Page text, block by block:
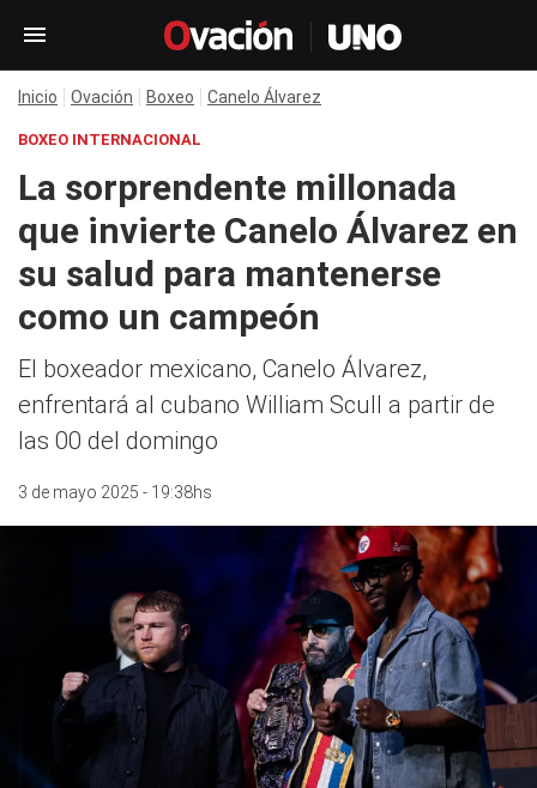
Inicio Ovación Boxeo Canelo Álvarez
BOXEO INTERNACIONAL
La sorprendente millonada
que invierte Canelo Álvarez en
su salud para mantenerse
como un campeón
El boxeador mexicano, Canelo Álvarez,
enfrentará al cubano William Scull a partir de
las 00 del domingo
3 de mayo 2025 - 19:38hs